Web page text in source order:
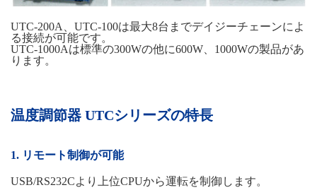
UTC-200A、UTC-100は最大8台までデイジーチェーンによ
る接続が可能です。
UTC-1000Aは標準の300Wの他に600W、1000Wの製品があ
ります。
温度調節器 UTCシリーズの特長
1. リモート制御が可能
USB/RS232Cより上位CPUから運転を制御します。